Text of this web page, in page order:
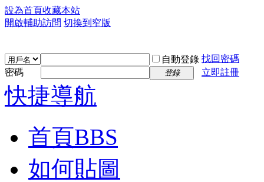
設為首頁收藏本站
開啟輔助訪問 切換到窄版
自動登錄 找回密碼
密碼
登錄 立即註冊
快捷導航
首頁BBS
如何貼圖